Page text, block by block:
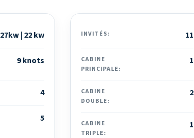
27kw | 22 kw
9 knots
4
5
INVITÉS: 11
CABINE
PRINCIPALE:
1
CABINE
DOUBLE:
2
CABINE
TRIPLE:
1